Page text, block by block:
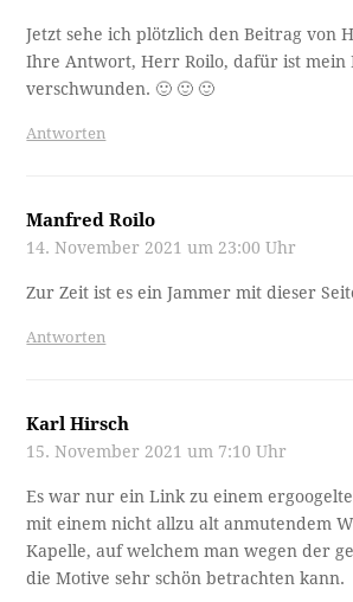
Jetzt sehe ich plötzlich den Beitrag von
Ihre Antwort, Herr Roilo, dafür ist mein
verschwunden. 🙂 🙂 🙂
Antworten
Manfred Roilo
14. November 2021 um 23:00 Uhr
Zur Zeit ist es ein Jammer mit dieser
Antworten
Karl Hirsch
15. November 2021 um 7:10 Uhr
Es war nur ein Link zu einem
mit einem nicht allzu alt anmutendem
Kapelle, auf welchem man wegen der
die Motive sehr schön betrachten kann.